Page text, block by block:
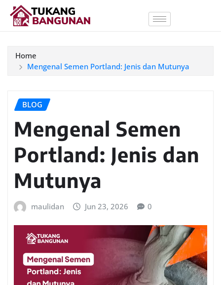
Home
Mengenal Semen Portland: Jenis dan Mutunya
BLOG
Mengenal Semen
Portland: Jenis dan
Mutunya
maulidan Jun 23, 2026 0